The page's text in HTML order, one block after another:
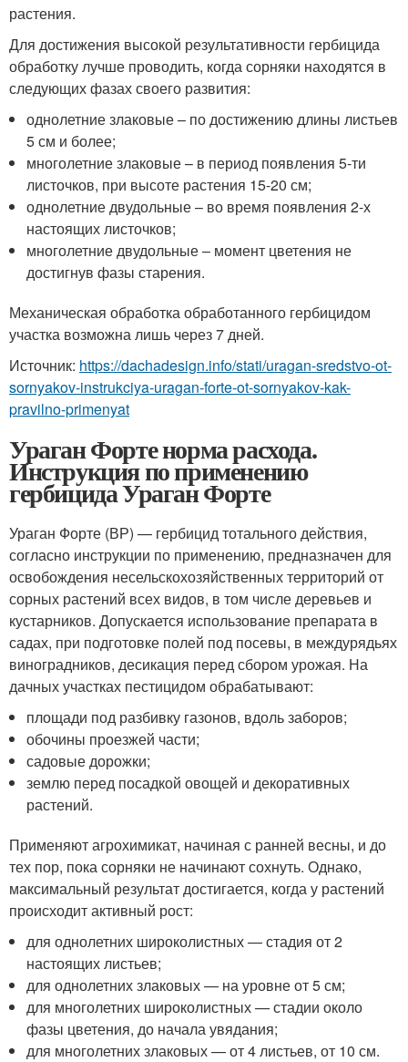
растения.
Для достижения высокой результативности гербицида
обработку лучше проводить, когда сорняки находятся в
следующих фазах своего развития:
однолетние злаковые – по достижению длины листьев
5 см и более;
многолетние злаковые – в период появления 5-ти
листочков, при высоте растения 15-20 см;
однолетние двудольные – во время появления 2-х
настоящих листочков;
многолетние двудольные – момент цветения не
достигнув фазы старения.
Механическая обработка обработанного гербицидом
участка возможна лишь через 7 дней.
Источник: https://dachadesign.info/stati/uragan-sredstvo-ot-
sornyakov-instrukciya-uragan-forte-ot-sornyakov-kak-
pravilno-primenyat
Ураган Форте норма расхода.
Инструкция по применению
гербицида Ураган Форте
Ураган Форте (ВР) — гербицид тотального действия,
согласно инструкции по применению, предназначен для
освобождения несельскохозяйственных территорий от
сорных растений всех видов, в том числе деревьев и
кустарников. Допускается использование препарата в
садах, при подготовке полей под посевы, в междурядьях
виноградников, десикация перед сбором урожая. На
дачных участках пестицидом обрабатывают:
площади под разбивку газонов, вдоль заборов;
обочины проезжей части;
садовые дорожки;
землю перед посадкой овощей и декоративных
растений.
Применяют агрохимикат, начиная с ранней весны, и до
тех пор, пока сорняки не начинают сохнуть. Однако,
максимальный результат достигается, когда у растений
происходит активный рост:
для однолетних широколистных — стадия от 2
настоящих листьев;
для однолетних злаковых — на уровне от 5 см;
для многолетних широколистных — стадии около
фазы цветения, до начала увядания;
для многолетних злаковых — от 4 листьев, от 10 см.